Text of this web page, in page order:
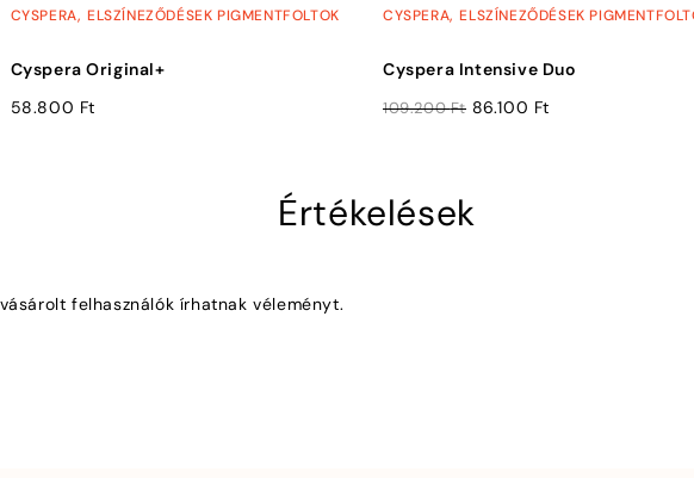
CYSPERA, ELSZÍNEZŐDÉSEK PIGMENTFOLTOK
Cyspera Original+
58.800 Ft
CYSPERA,ELSZÍNEZŐDÉSEK
Cyspera Intensive Duo
109.200Ft 86.100 Ft
Értékelések
felhasználók írhatnak véleményt.